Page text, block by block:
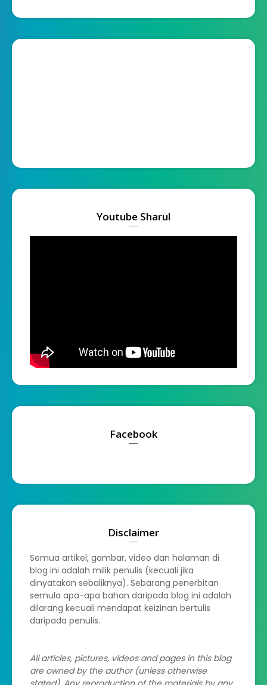
Youtube Sharul
Facebook
Disclaimer
Semua artikel, gambar, video dan halaman di
blog ini adalah milik penulis (kecuali jika
dinyatakan sebaliknya). Sebarang penerbitan
semula apa-apa bahan daripada blog ini adalah
dilarang kecuali mendapat keizinan bertulis
daripada penulis.
All articles, pictures, videos and pages in this blog
are owned by the author (unless otherwise